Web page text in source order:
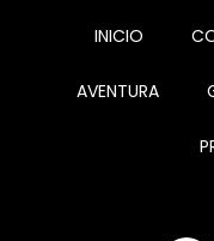
INICIO
AVENTURA